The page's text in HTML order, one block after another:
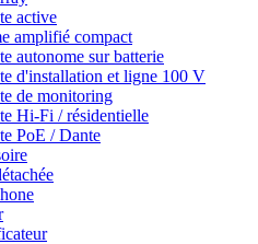
active
amplifié compact
autonome sur batterie
d'installation et ligne 100 V
de monitoring
Hi-Fi / résidentielle
PoE / Dante